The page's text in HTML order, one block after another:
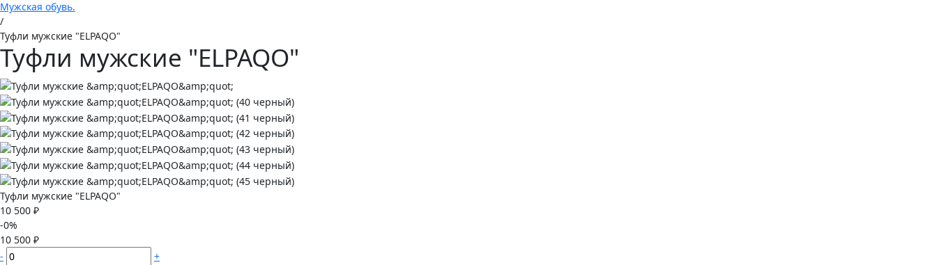
Мужская обувь.
/
Туфли мужские "ELPAQO"
Туфли мужские "ELPAQO"
Туфли мужские "ELPAQO"
10 500 ₽
-0%
10 500 ₽
-
+